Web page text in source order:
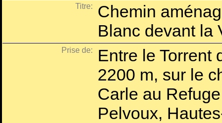
Titre:
Chemin
Blanc devant la
Prise de:
Entre le Torrent
2200 m, sur le
Carle au
Pelvoux,